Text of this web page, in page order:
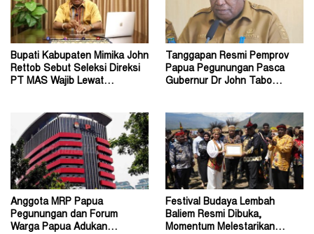
Bupati Kabupaten Mimika John
Rettob Sebut Seleksi Direksi
PT MAS Wajib Lewat
Tanggapan Resmi Pemprov
Papua Pegunungan Pasca
Gubernur Dr John Tabo
Anggota MRP Papua
Pegunungan dan Forum
Warga Papua Adukan
Festival Budaya Lembah
Baliem Resmi Dibuka,
Momentum Melestarikan